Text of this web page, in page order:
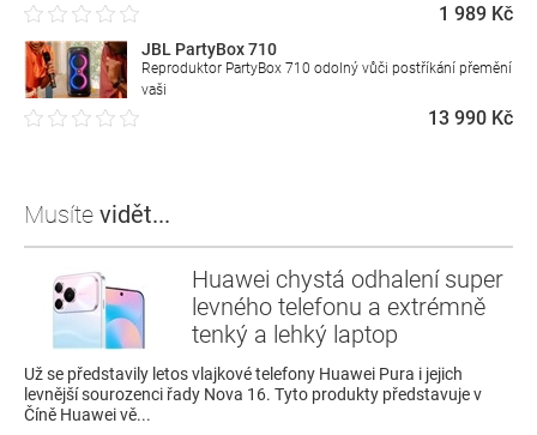
1 989 Kč
JBL PartyBox 710
Reproduktor PartyBox 710 odolný vůči postříkání přemění
vaši
13 990 Kč
Musíte vidět...
Huawei chystá odhalení super
levného telefonu a extrémně
tenký a lehký laptop
Už se představily letos vlajkové telefony Huawei Pura i jejich
levnější sourozenci řady Nova 16. Tyto produkty představuje v
Číně Huawei vě...